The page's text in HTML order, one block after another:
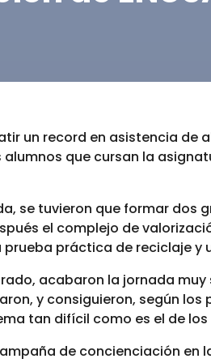
un record en asistencia
que cursan la
se tuvieron que formar dos
el complejo de
práctica de reciclaje
acabaron la jornada
y consiguieron, según
tan difícil como es el de los
de concienciación en